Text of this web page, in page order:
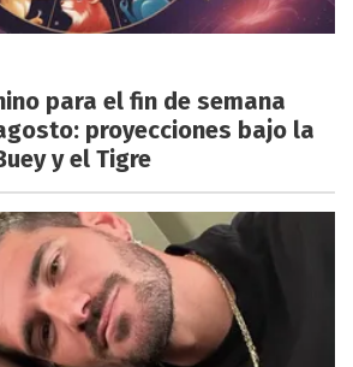
para el fin de semana
proyecciones bajo la
y el Tigre